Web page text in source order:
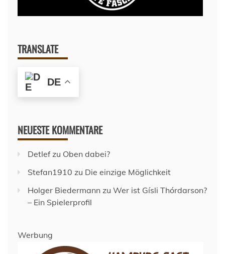
TRANSLATE
DE
NEUESTE KOMMENTARE
Detlefzu Oben dabei?
Stefan1910 zu Die einzige Möglichkeit
Holger Biedermann zu Wer ist Gísli Thórdarson?
– Ein Spielerprofil
Werbung